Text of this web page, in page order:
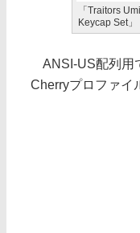
「Traitors
Keycap Set」
ANSI-US配列用
Cherryプロファイ